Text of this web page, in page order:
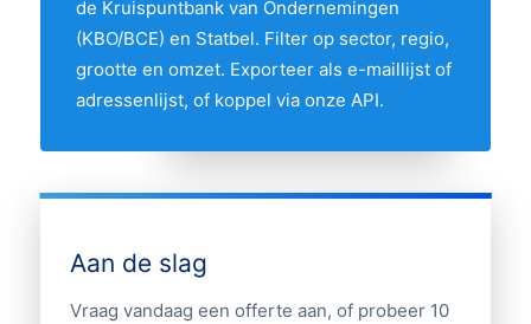
hierboven om twee provincies te
vergelijken op hun aandeel in de markt.
de Kruispuntbank van Ondernemingen
(KBO/BCE) en Statbel. Filter op sector, regio,
grootte en omzet. Exporteer als e-maillijst of
adressenlijst, of koppel via onze API.
Aan de slag
Vraag vandaag een offerte aan, of probeer 10